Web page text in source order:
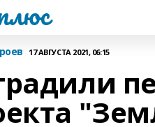
17 АВГУСТА 2021, 06:15